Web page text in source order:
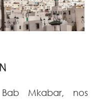
Mkabar, nos